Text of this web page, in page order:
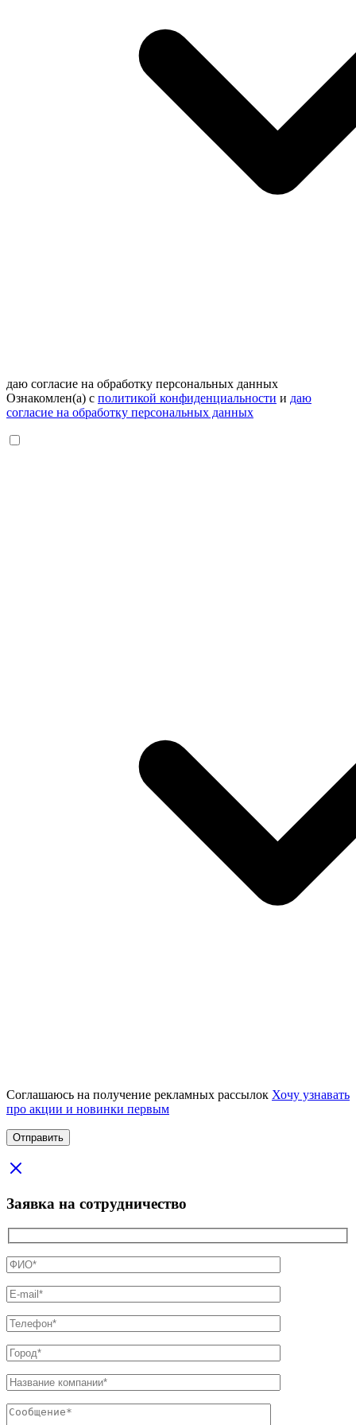
даю согласие на обработку персональных данных
Ознакомлен(а) с политикой конфиденциальности и даю
согласие на обработку персональных данных
Соглашаюсь на получение рекламных рассылок Хочу узнавать
про акции и новинки первым
Заявка на сотрудничество